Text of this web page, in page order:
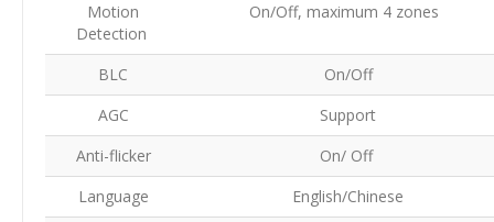
Motion
Detection
On/Off, maximum 4 zones
BLC
On/Off
AGC
Support
Anti-flicker
On/ Off
Language
English/Chinese